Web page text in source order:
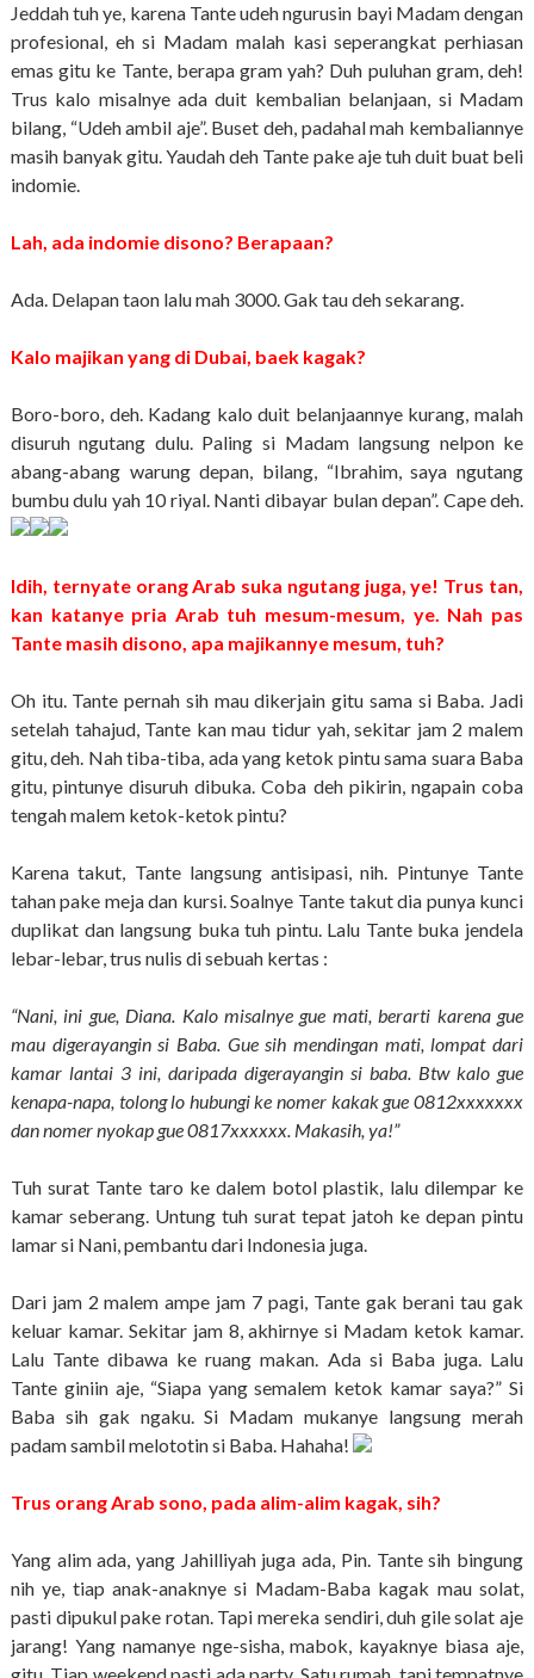
Jeddah tuh ye, karena Tante udeh ngurusin bayi Madam dengan
profesional, eh si Madam malah kasi seperangkat perhiasan
emas gitu ke Tante, berapa gram yah? Duh puluhan gram, deh!
Trus kalo misalnye ada duit kembalian belanjaan, si Madam
bilang, “Udeh ambil aje”. Buset deh, padahal mah kembaliannye
masih banyak gitu. Yaudah deh Tante pake aje tuh duit buat beli
indomie.
Lah, ada indomie disono? Berapaan?
Ada. Delapan taon lalu mah 3000. Gak tau deh sekarang.
Kalo majikan yang di Dubai, baek kagak?
Boro-boro, deh. Kadang kalo duit belanjaannye kurang, malah
disuruh ngutang dulu. Paling si Madam langsung nelpon ke
abang-abang warung depan, bilang, “Ibrahim, saya ngutang
bumbu dulu yah 10 riyal. Nanti dibayar bulan depan”. Cape deh.
Idih, ternyate orang Arab suka ngutang juga, ye! Trus tan,
kan katanye pria Arab tuh mesum-mesum, ye. Nah pas
Tante masih disono, apa majikannye mesum, tuh?
Oh itu. Tante pernah sih mau dikerjain gitu sama si Baba. Jadi
setelah tahajud, Tante kan mau tidur yah, sekitar jam 2 malem
gitu, deh. Nah tiba-tiba, ada yang ketok pintu sama suara Baba
gitu, pintunye disuruh dibuka. Coba deh pikirin, ngapain coba
tengah malem ketok-ketok pintu?
Karena takut, Tante langsung antisipasi, nih. Pintunye Tante
tahan pake meja dan kursi. Soalnye Tante takut dia punya kunci
duplikat dan langsung buka tuh pintu. Lalu Tante buka jendela
lebar-lebar, trus nulis di sebuah kertas :
“Nani, ini gue, Diana. Kalo misalnye gue mati, berarti karena gue
mau digerayangin si Baba. Gue sih mendingan mati, lompat dari
kamar lantai 3 ini, daripada digerayangin si baba. Btw kalo gue
kenapa-napa, tolong lo hubungi ke nomer kakak gue 0812xxxxxxx
dan nomer nyokap gue 0817xxxxxx. Makasih, ya!”
Tuh surat Tante taro ke dalem botol plastik, lalu dilempar ke
kamar seberang. Untung tuh surat tepat jatoh ke depan pintu
lamar si Nani, pembantu dari Indonesia juga.
Dari jam 2 malem ampe jam 7 pagi, Tante gak berani tau gak
keluar kamar. Sekitar jam 8, akhirnye si Madam ketok kamar.
Lalu Tante dibawa ke ruang makan. Ada si Baba juga. Lalu
Tante giniin aje, “Siapa yang semalem ketok kamar saya?” Si
Baba sih gak ngaku. Si Madam mukanye langsung merah
padam sambil melototin si Baba. Hahaha!
Trus orang Arab sono, pada alim-alim kagak, sih?
Yang alim ada, yang Jahilliyah juga ada, Pin. Tante sih bingung
nih ye, tiap anak-anaknye si Madam-Baba kagak mau solat,
pasti dipukul pake rotan. Tapi mereka sendiri, duh gile solat aje
jarang! Yang namanye nge-sisha, mabok, kayaknye biasa aje,